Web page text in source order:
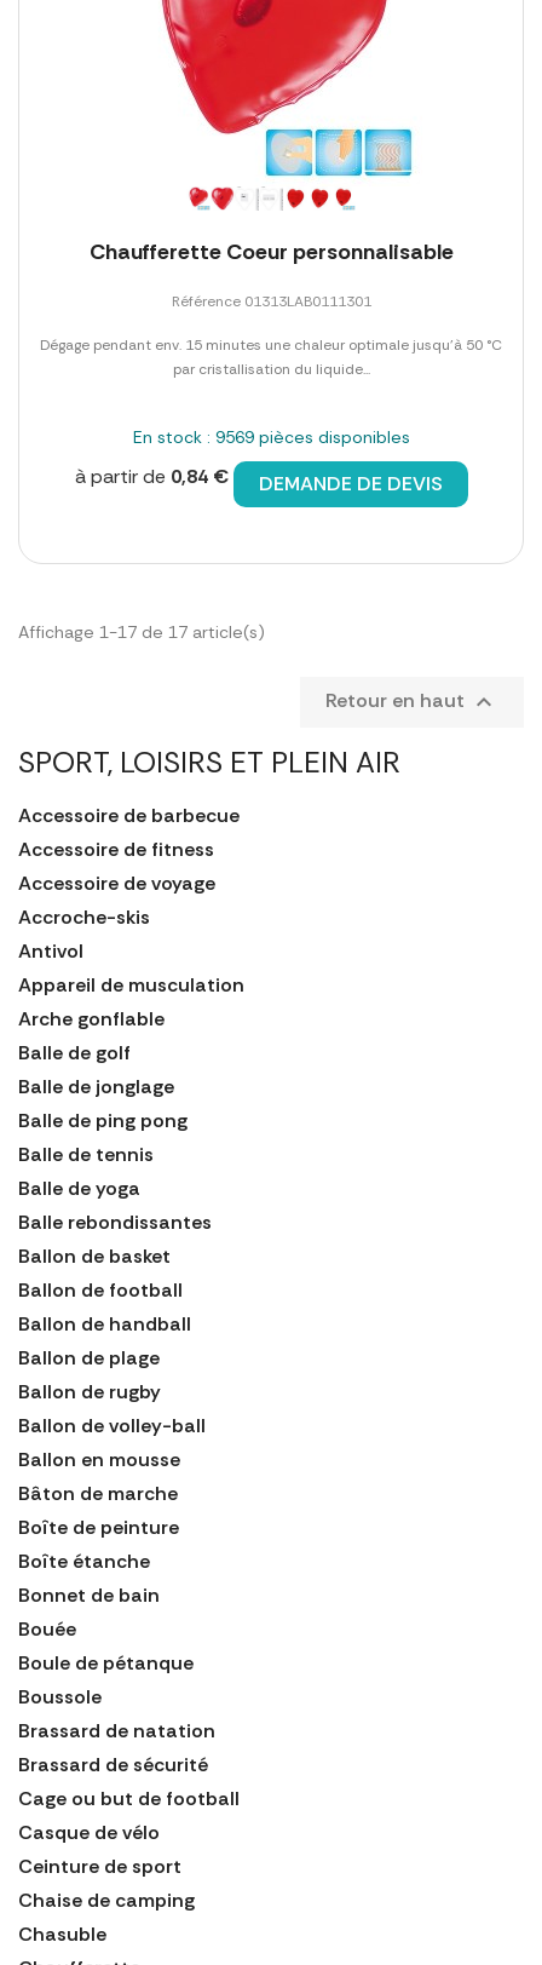
SPORT, LOISIRS ET PLEIN AIR
Accessoire de barbecue
Accessoire de fitness
Accessoire de voyage
Accroche-skis
Antivol
Appareil de musculation
Arche gonflable
Balle de golf
Balle de jonglage
Balle de ping pong
Balle de tennis
Balle de yoga
Balle rebondissantes
Ballon de basket
Ballon de football
Ballon de handball
Ballon de plage
Ballon de rugby
Ballon de volley-ball
Ballon en mousse
Bâton de marche
Boîte de peinture
Boîte étanche
Bonnet de bain
Bouée
Boule de pétanque
Boussole
Brassard de natation
Brassard de sécurité
Cage ou but de football
Casque de vélo
Ceinture de sport
Chaise de camping
Chasuble
Chaufferette Coeur personnalisable
Référence 01313LAB0111301
Dégage pendant env. 15 minutes une chaleur optimale jusqu'à 50 °C
par cristallisation du liquide...
En stock : 9569 pièces disponibles
à partir de 0,84 € DEMANDE DE DEVIS
Affichage 1-17 de 17 article(s)
Retour en haut 